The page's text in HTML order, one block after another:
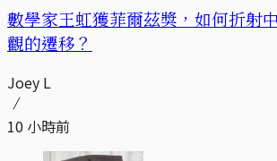
數學家王虹獲菲爾茲獎，如何折射
觀的遷移？
Joey L
10 小時前